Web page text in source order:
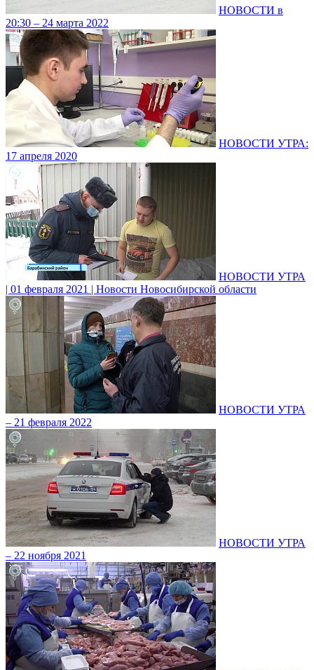
НОВОСТИ в
20:30 – 24 марта 2022
НОВОСТИ УТРА:
17 апреля 2020
НОВОСТИ УТРА
| 01 февраля 2021 | Новости Новосибирской области
НОВОСТИ УТРА
– 21 февраля 2022
НОВОСТИ УТРА
– 22 ноября 2021